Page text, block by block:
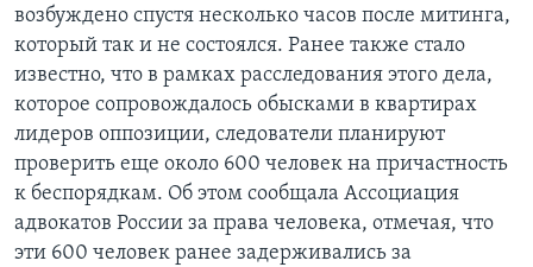
возбуждено спустя несколько часов после митинга,
который так и не состоялся. Ранее также стало
известно, что в рамках расследования этого дела,
которое сопровождалось обысками в квартирах
лидеров оппозиции, следователи планируют
проверить еще около 600 человек на причастность
к беспорядкам. Об этом сообщала Ассоциация
адвокатов России за права человека, отмечая, что
эти 600 человек ранее задерживались за